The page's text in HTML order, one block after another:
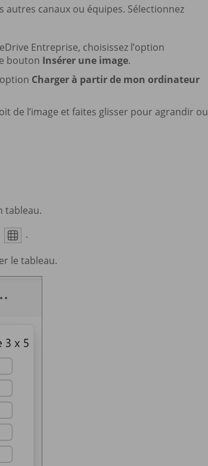
canaux ou équipes. Sélectionnez
Entreprise, choisissez l’option
bouton Insérer une image.
Charger à partir de mon ordinateur
de l’image et faites glisser pour agrandir ou
tableau.
.
le tableau.